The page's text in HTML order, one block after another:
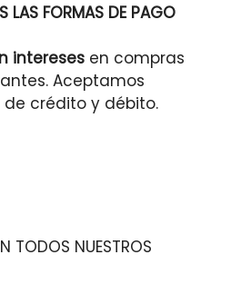
LAS FORMAS DE PAGO
intereses en compras
Aceptamos
crédito y débito.
TODOS NUESTROS